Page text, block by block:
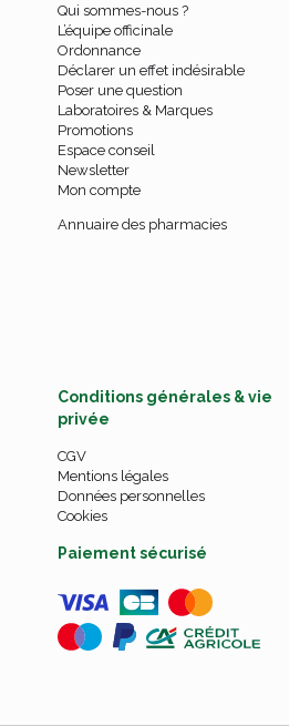
Qui sommes-nous ?
L’équipe officinale
Ordonnance
Déclarer un effet indésirable
Poser une question
Laboratoires & Marques
Promotions
Espace conseil
Newsletter
Mon compte
Annuaire des pharmacies
Conditions générales & vie
privée
CGV
Mentions légales
Données personnelles
Cookies
Paiement sécurisé